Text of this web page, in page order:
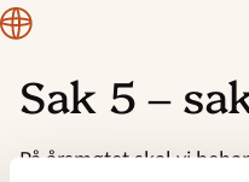
Hopp
innhold
Region
Rogaland
Sak 5 –
På årsmøtet skal vi